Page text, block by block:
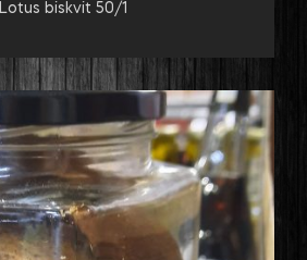
Lotus biskvit 50/1